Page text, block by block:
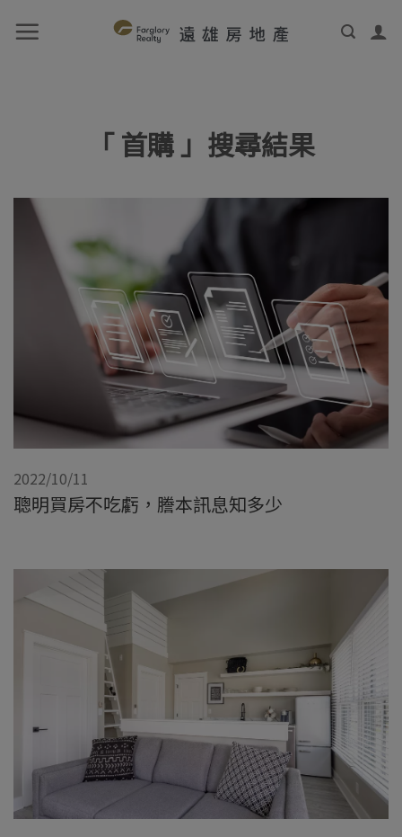
「 首購 」搜尋結果
2022/10/11
聰明買房不吃虧，謄本訊息知多少